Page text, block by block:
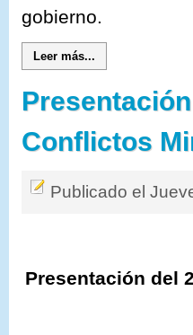
gobierno.
Leer más...
Conflictos
Publicado el
Presentación del